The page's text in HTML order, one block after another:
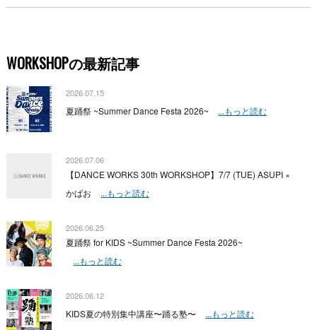
WORKSHOPの最新記事
2026.07.15
夏踊祭 ~Summer Dance Festa 2026~ ...もっと読む
2026.07.06
【DANCE WORKS 30th WORKSHOP】7/7 (TUE) ASUPI ×
かばお
...もっと読む
2026.06.25
夏踊祭 for KIDS ~Summer Dance Festa 2026~
...もっと読む
2026.06.12
KIDS夏の特別集中講座〜踊る塾〜 ...もっと読む